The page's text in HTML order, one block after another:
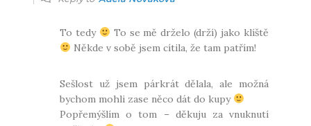
To tedy
To se mě drželo (drží) jako klíště
Někde v sobě jsem cítila, že tam patřím!
Sešlost už jsem párkrát dělala, ale možná
bychom mohli zase něco dát do kupy
Popřemýšlím o tom – děkuju za vnuknutí